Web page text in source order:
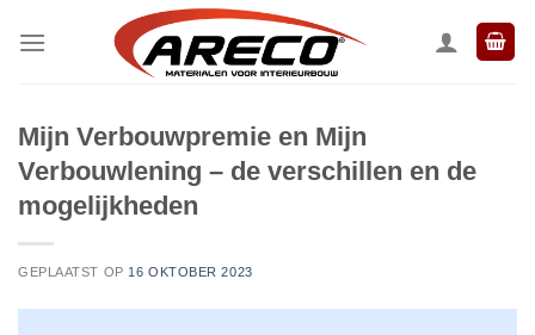
naar
Mijn Verbouwpremie en Mijn
Verbouwlening – de verschillen en de
mogelijkheden
GEPLAATST OP 16 OKTOBER 2023